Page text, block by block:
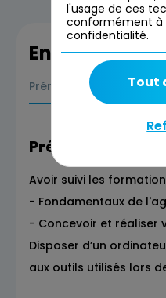
En savoir plus
Prérequis
Prérequis
Avoir suivi les
- Fondamentaux de
- Concevoir et réaliser
Disposer d’un
aux outils utilisés lors
l'usage de ces
conformément à
confidentialité.
Tout